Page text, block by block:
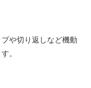
や切り返しなど機動
。